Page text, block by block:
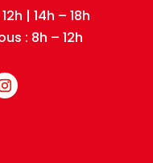
| 14h – 18h
: 8h – 12h